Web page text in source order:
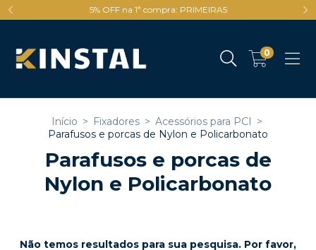
5% OFF na 1ª compra: PRIMEIRA5
0
Início > Fixadores > Acessórios para PCI >
Parafusos e porcas de Nylon e Policarbonato
Parafusos e porcas de
Nylon e Policarbonato
Não temos resultados para sua pesquisa. Por favor,